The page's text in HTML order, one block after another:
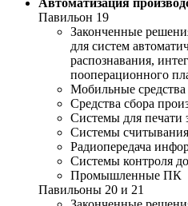
Павильон 19
Законченные
для систем
распознавания,
пооперационного
Мобильные
Средства сбора
Системы для печати
Системы
Радиопередача
Системы контроля
Промышленные ПК
Павильоны 20 и 21